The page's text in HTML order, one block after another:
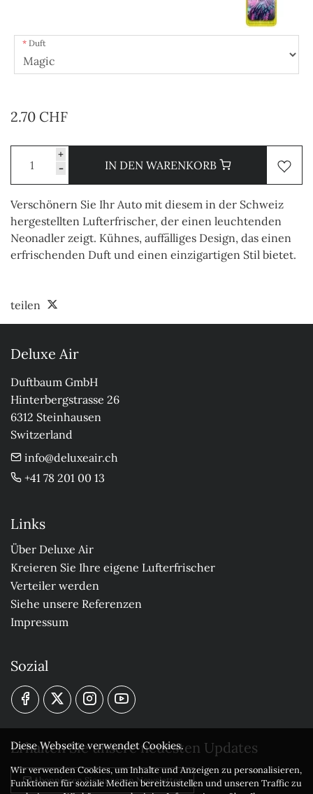
Duft
2.70 CHF
+
-
IN DEN WARENKORB
Verschönern Sie Ihr Auto mit diesem in der Schweiz
hergestellten Lufterfrischer, der einen leuchtenden
Neonadler zeigt. Kühnes, auffälliges Design, das einen
erfrischenden Duft und einen einzigartigen Stil bietet.
teilen
Deluxe Air
Duftbaum GmbH
Hinterbergstrasse 26
6312 Steinhausen
Switzerland
info@deluxeair.ch
+41 78 201 00 13
Links
Über Deluxe Air
Kreieren Sie Ihre eigene Lufterfrischer
Verteiler werden
Siehe unsere Referenzen
Impressum
Sozial
Erhalten Sie unsere neuesten Updates
Abonnieren Sie unseren Newsletter
Diese Webseite verwendet Cookies.
Wir verwenden Cookies, um Inhalte und Anzeigen zu personalisieren,
Funktionen für soziale Medien bereitzustellen und unseren Traffic zu